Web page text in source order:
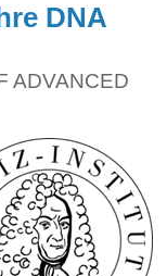
DNA
ADVANCED